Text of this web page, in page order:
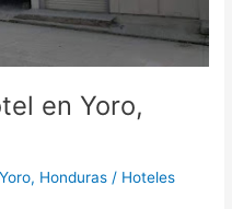
en Yoro,
Honduras / Hoteles